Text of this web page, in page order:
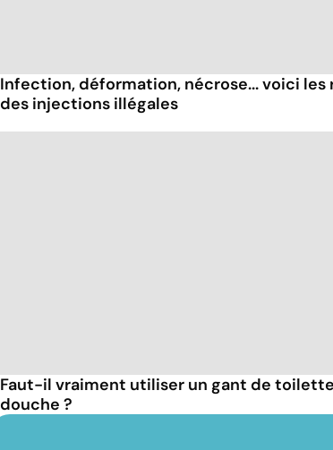
Infection, déformation, nécrose... voici les
des injections illégales
Faut-il vraiment utiliser un gant de
douche ?